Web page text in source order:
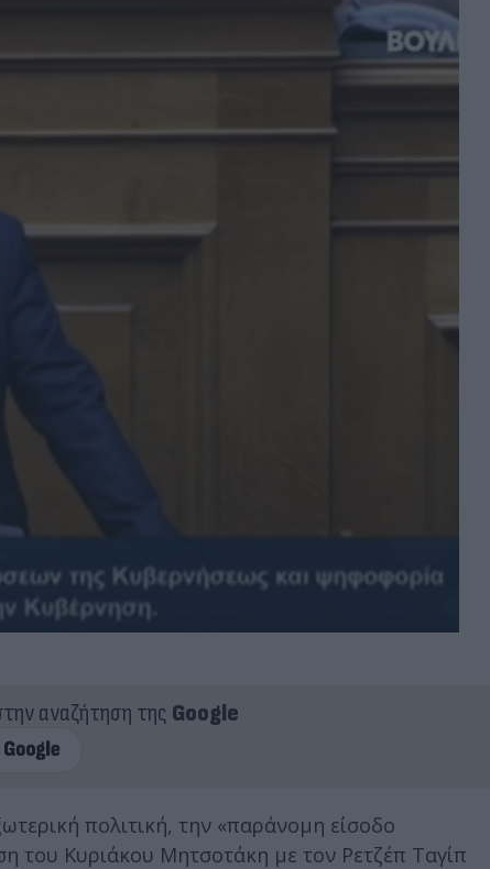
αναζήτηση της Google
πολιτική, την «παράνομη είσοδο
του Κυριάκου Μητσοτάκη με τον Ρετζέπ Ταγίπ